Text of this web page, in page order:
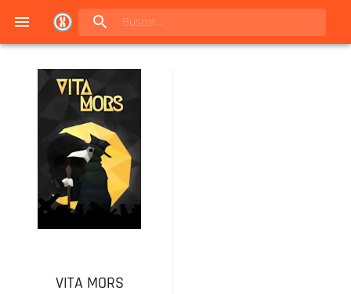
VITA MORS
Navigated to Juegos de mesa en Buenos Aires | Conexión Berlín - Catálogo